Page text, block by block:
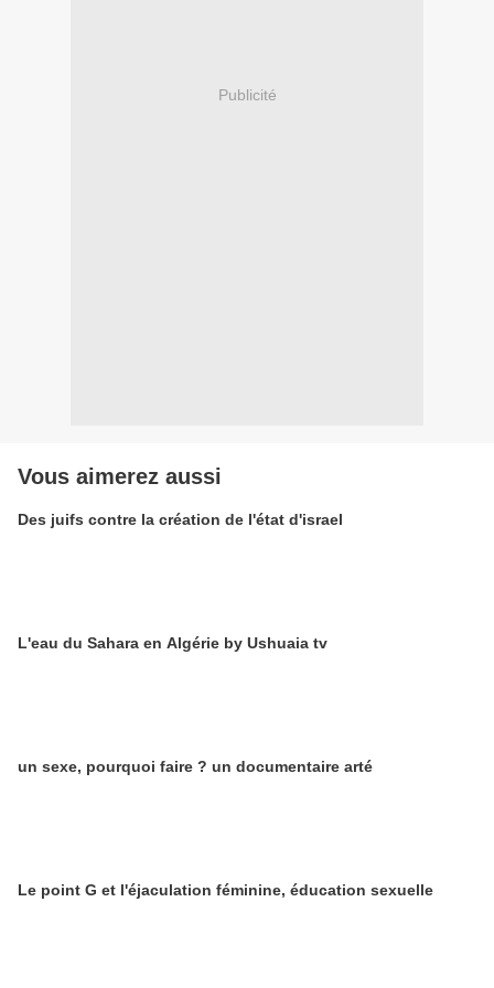
Publicité
Vous aimerez aussi
Des juifs contre la création de l'état d'israel
L'eau du Sahara en Algérie by Ushuaia tv
un sexe, pourquoi faire ? un documentaire arté
Le point G et l'éjaculation féminine, éducation sexuelle